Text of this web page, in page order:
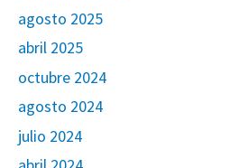
agosto 2025
abril 2025
octubre 2024
agosto 2024
julio 2024